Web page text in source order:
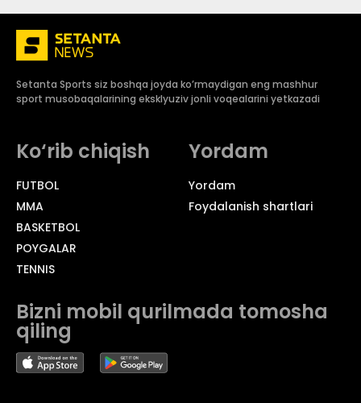
Setanta Sports siz boshqa joyda ko’rmaydigan eng mashhur
sport musobaqalarining eksklyuziv jonli voqealarini yetkazadi
Ko‘rib chiqish
FUTBOL
MMA
BASKETBOL
POYGALAR
TENNIS
Yordam
Yordam
Foydalanish shartlari
Bizni mobil qurilmada tomosha
qiling